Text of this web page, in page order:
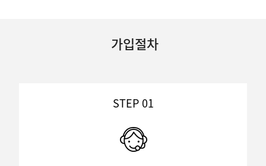
가입절차
STEP 01